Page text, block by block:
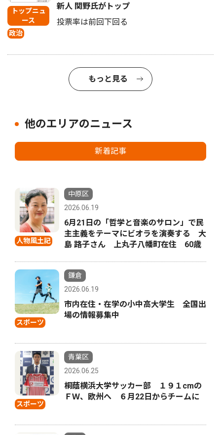
トップニュ
ース
政治
新人 関野氏がトップ
投票率は前回下回る
もっと見る
他のエリアのニュース
新着記事
人物風土記
中原区
2026.06.19
6月21日の「哲学と音楽のサロン」で民
主主義をテーマにビオラを演奏する 大
島 路子さん 上丸子八幡町在住 60歳
スポーツ
鎌倉
2026.06.19
市内在住・在学の小中高大学生 全国出
場の情報募集中
スポーツ
青葉区
2026.06.25
桐蔭横浜大学サッカー部 １９１cmの
ＦＷ、欧州へ ６月22日からチームに